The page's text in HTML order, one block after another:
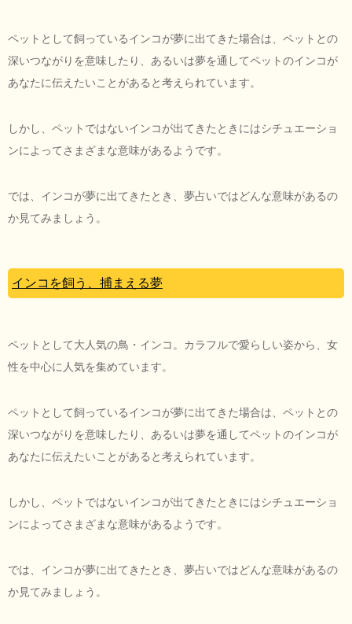
ペットとして飼っているインコが夢に出てきた場合は、ペットとの
深いつながりを意味したり、あるいは夢を通してペットのインコが
あなたに伝えたいことがあると考えられています。
しかし、ペットではないインコが出てきたときにはシチュエーショ
ンによってさまざまな意味があるようです。
では、インコが夢に出てきたとき、夢占いではどんな意味があるの
か見てみましょう。
インコを飼う、捕まえる夢
ペットとして大人気の鳥・インコ。カラフルで愛らしい姿から、女
性を中心に人気を集めています。
ペットとして飼っているインコが夢に出てきた場合は、ペットとの
深いつながりを意味したり、あるいは夢を通してペットのインコが
あなたに伝えたいことがあると考えられています。
しかし、ペットではないインコが出てきたときにはシチュエーショ
ンによってさまざまな意味があるようです。
では、インコが夢に出てきたとき、夢占いではどんな意味があるの
か見てみましょう。